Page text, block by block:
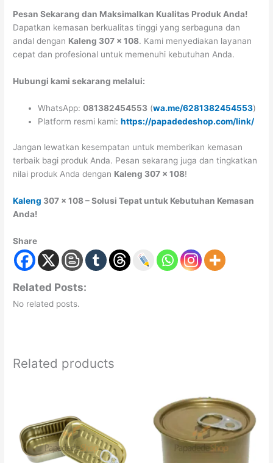
Pesan Sekarang dan Maksimalkan Kualitas Produk Anda!
Dapatkan kemasan berkualitas tinggi yang serbaguna dan
andal dengan Kaleng 307 x 108. Kami menyediakan layanan
cepat dan profesional untuk memenuhi kebutuhan Anda.
Hubungi kami sekarang melalui:
WhatsApp:081382454553 (wa.me/6281382454553)
Platform resmi kami:https://papadedeshop.com/link/
Jangan lewatkan kesempatan untuk memberikan kemasan
terbaik bagi produk Anda. Pesan sekarang juga dan tingkatkan
nilai produk Anda dengan Kaleng 307 x 108!
Kaleng 307 x 108 – Solusi Tepat untuk Kebutuhan Kemasan
Anda!
Share
Related Posts:
No related posts.
Related products